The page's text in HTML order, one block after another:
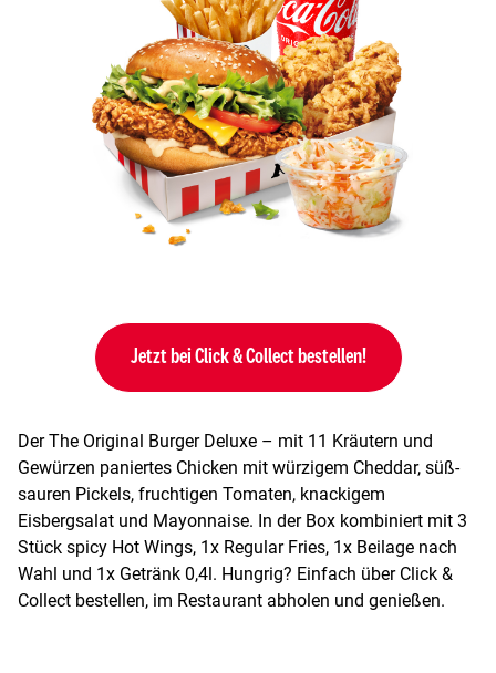
Jetzt bei Click & Collect bestellen!
Der The Original Burger Deluxe – mit 11 Kräutern und
Gewürzen paniertes Chicken mit würzigem Cheddar, süß-
sauren Pickels, fruchtigen Tomaten, knackigem
Eisbergsalat und Mayonnaise. In der Box kombiniert mit 3
Stück spicy Hot Wings, 1x Regular Fries, 1x Beilage nach
Wahl und 1x Getränk 0,4l. Hungrig? Einfach über Click &
Collect bestellen, im Restaurant abholen und genießen.